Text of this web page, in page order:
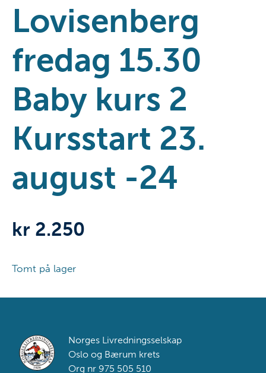
Lovisenberg
fredag 15.30
Baby kurs 2
Kursstart 23.
august -24
kr 2.250
Tomt på lager
Footer
Norges Livredningsselskap
Oslo og Bærum krets
Org nr 975 505 510